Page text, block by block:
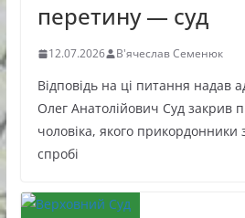
перетину — суд
12.07.2026 В'ячеслав Семенюк
Відповідь на ці питання надав
Олег Анатолійович Суд закрив
чоловіка, якого прикордонники
спробі